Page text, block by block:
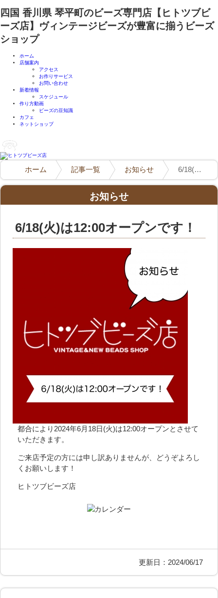
四国 香川県 琴平町のビーズ専門店【ヒトツブビ
ーズ店】ヴィンテージビーズが豊富に揃うビーズ
ショップ
ホーム
店舗案内
アクセス
お作りサービス
お問い合わせ
新着情報
スケジュール
作り方動画
ビーズの豆知識
カフェ
ネットショップ
ホーム 記事一覧 お知らせ 6/18(火)は12:00オープンです！
お知らせ
6/18(火)は12:00オープンです！
都合により2024年6月18日(火)は12:00オープンとさせて
いただきます。
ご来店予定の方には申し訳ありませんが、どうぞよろし
くお願いします！
ヒトツブビーズ店
更新日：2024/06/17